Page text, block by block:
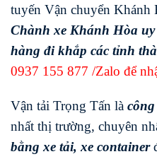
tuyến Vận chuyển Khánh
Chành xe Khánh Hòa
hàng đi khắp các tỉnh
0937 155 877 /Zalo để
Vận tải Trọng Tấn là
nhất thị trường, chuyên
bằng xe tải, xe container